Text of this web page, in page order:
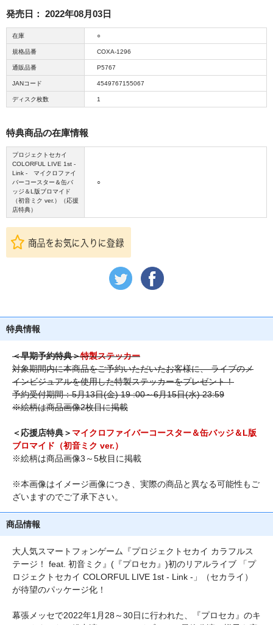
発売日： 2022年08月03日
在庫 ○
規格品番 COXA-1296
通販品番 P5767
JANコード 4549767155067
ディスク枚数 1
特典商品の在庫情報
プロジェクトセカイ
COLORFUL LIVE 1st -
Link - マイクロファイ
バーコースター＆缶バ
ッジ＆L版ブロマイド
（初音ミク ver.）（応援
店特典）
○
特典情報
＜早期予約特典＞特製ステッカー
対象期間内に本商品をご予約いただいたお客様に、 ライブのメ
インビジュアルを使用した特製ステッカーをプレゼント！
予約受付期間：5月13日(金) 19 :00～6月15日(水) 23:59
※絵柄は商品画像2枚目に掲載
＜応援店特典＞ マイクロファイバーコースター＆缶バッジ＆L版
ブロマイド（初音ミク ver.）
※絵柄は商品画像3～5枚目に掲載
※本画像はイメージ画像につき、実際の商品と異なる可能性もご
ざいますのでご了承下さい。
商品情報
大人気スマートフォンゲーム『プロジェクトセカイ カラフルス
テージ！ feat. 初音ミク』(『プロセカ』)初のリアルライブ 「プ
ロジェクトセカイ COLORFUL LIVE 1st - Link -」（セカライ）
が待望のパッケージ化！
幕張メッセで2022年1月28～30日に行われた、『プロセカ』のキ